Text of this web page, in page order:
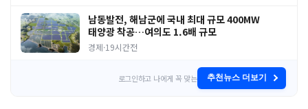
남동발전, 해남군에 국내 최대 규모 400MW
태양광 착공…여의도 1.6배 규모
경제·19시간전
로그인하고 나에게 꼭 맞는 추천뉴스 더보기